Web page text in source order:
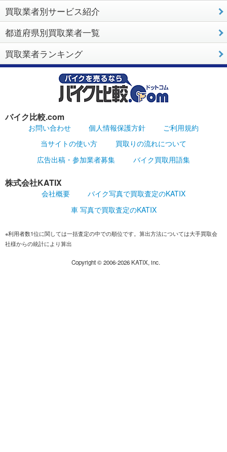
買取業者別サービス紹介
都道府県別買取業者一覧
買取業者ランキング
バイク比較.com
お問い合わせ 個人情報保護方針
ご利用規約
当サイトの使い方
買取りの流れについて
広告出稿・参加業者募集
バイク買取用語集
株式会社KATIX
会社概要
バイク写真で買取査定のKATIX
車 写真で買取査定のKATIX
※利用者数1位に関しては一括査定の中での順位です。算出方法については大手買取会
社様からの統計により算出
Copyright ©2006-2026KATIX, inc.